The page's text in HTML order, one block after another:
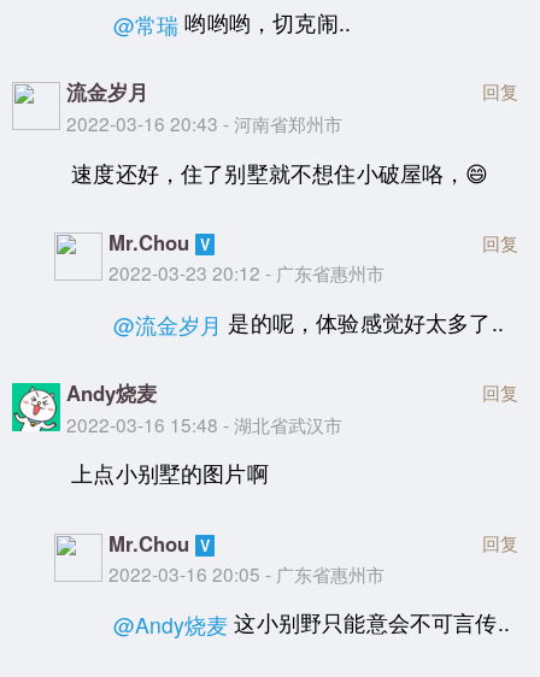
@常瑞 哟哟哟，切克闹..
流金岁月
2022-03-16 20:43 - 河南省郑州市
回复
速度还好，住了别墅就不想住小破屋咯，😄
Mr.Chou
2022-03-23 20:12 - 广东省惠州市
回复
@流金岁月 是的呢，体验感觉好太多了..
Andy烧麦
2022-03-16 15:48 - 湖北省武汉市
回复
上点小别墅的图片啊
Mr.Chou
2022-03-16 20:05 - 广东省惠州市
回复
@Andy烧麦 这小别野只能意会不可言传..